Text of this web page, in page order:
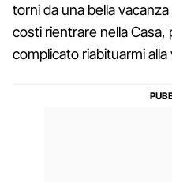
torni da una bella
costi rientrare nella
complicato riabituarmi alla